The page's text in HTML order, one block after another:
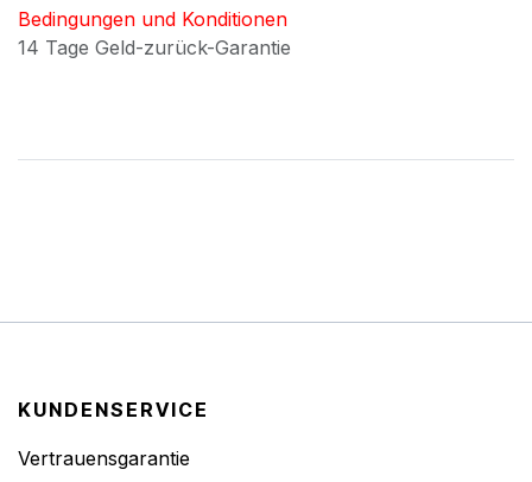
Bedingungen und Konditionen
14 Tage Geld-zurück-Garantie
KUNDENSERVICE
Vertrauensgarantie